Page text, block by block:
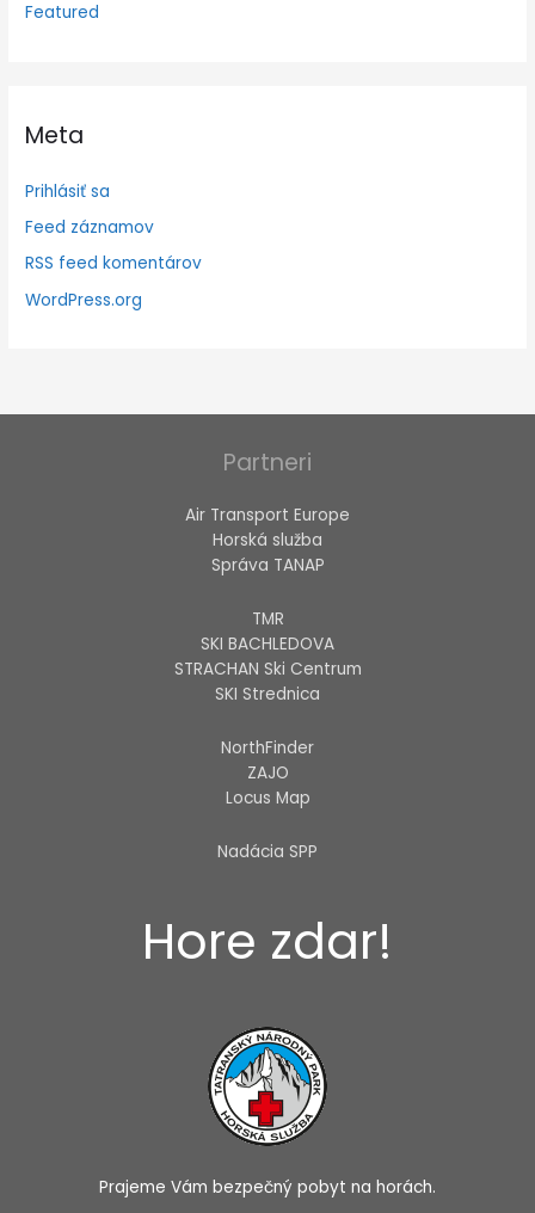
Featured
Meta
Prihlásiť sa
Feed záznamov
RSS feed komentárov
WordPress.org
Partneri
Air Transport Europe
Horská služba
Správa TANAP
TMR
SKI BACHLEDOVA
STRACHAN Ski Centrum
SKI Strednica
NorthFinder
ZAJO
Locus Map
Nadácia SPP
Hore zdar!
Prajeme Vám bezpečný pobyt na horách.